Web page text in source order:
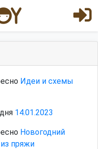
Идеи и схемы
14.01.2023
Новогодний
пряжи